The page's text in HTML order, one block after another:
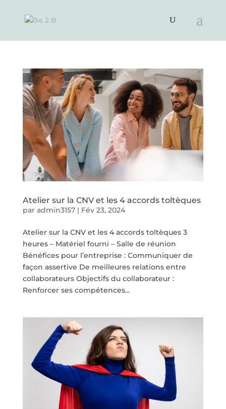
Atelier sur la CNV et les 4 accords toltèques
par admin3157| Fév 23, 2024
Atelier sur la CNV et les 4 accords toltèques 3
heures – Matériel fourni – Salle de réunion
Bénéfices pour l’entreprise : Communiquer de
façon assertive De meilleures relations entre
collaborateurs Objectifs du collaborateur :
Renforcer ses compétences...